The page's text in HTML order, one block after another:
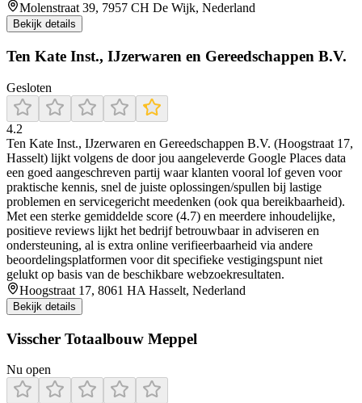
Molenstraat 39, 7957 CH De Wijk, Nederland
Bekijk details
Ten Kate Inst., IJzerwaren en Gereedschappen B.V.
Gesloten
4.2
Ten Kate Inst., IJzerwaren en Gereedschappen B.V. (Hoogstraat 17,
Hasselt) lijkt volgens de door jou aangeleverde Google Places data
een goed aangeschreven partij waar klanten vooral lof geven voor
praktische kennis, snel de juiste oplossingen/spullen bij lastige
problemen en servicegericht meedenken (ook qua bereikbaarheid).
Met een sterke gemiddelde score (4.7) en meerdere inhoudelijke,
positieve reviews lijkt het bedrijf betrouwbaar in adviseren en
ondersteuning, al is extra online verifieerbaarheid via andere
beoordelingsplatformen voor dit specifieke vestigingspunt niet
gelukt op basis van de beschikbare webzoekresultaten.
Hoogstraat 17, 8061 HA Hasselt, Nederland
Bekijk details
Visscher Totaalbouw Meppel
Nu open